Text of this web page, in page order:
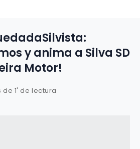
y anima a Silva SD
Motor!
de 1' de lectura